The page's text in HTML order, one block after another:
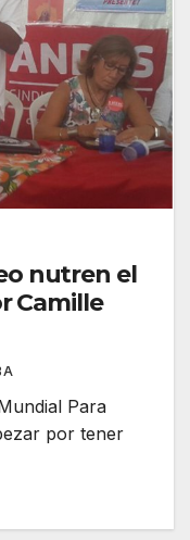
nutren el
Camille
Para
por tener